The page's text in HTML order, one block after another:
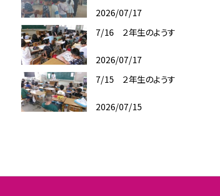
2026/07/17
7/16 ２年生のようす
2026/07/17
7/15 ２年生のようす
2026/07/15